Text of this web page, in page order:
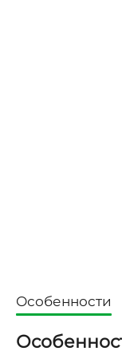
Особенности